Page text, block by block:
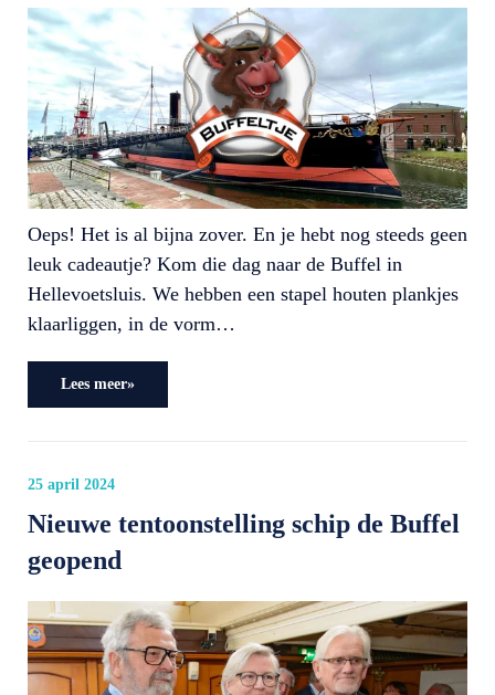
Oeps! Het is al bijna zover. En je hebt nog steeds geen
leuk cadeautje? Kom die dag naar de Buffel in
Hellevoetsluis. We hebben een stapel houten plankjes
klaarliggen, in de vorm…
Lees meer»
25 april 2024
Nieuwe tentoonstelling schip de Buffel
geopend